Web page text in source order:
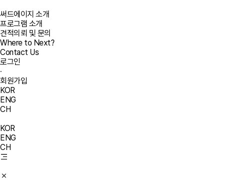
써드에이지 소개
프로그램 소개
견적의뢰 및 문의
Where to Next?
Contact Us
로그인
·
회원가입
KOR
ENG
CH
KOR
ENG
CH